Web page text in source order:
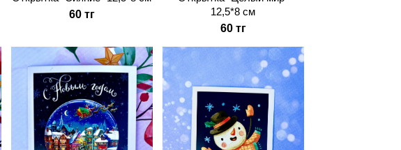
60 тг
12,5*8 см
60 тг